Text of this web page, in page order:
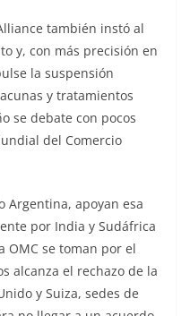
también instó al
y, con más precisión en
la suspensión
y tratamientos
se debate con pocos
del Comercio
Argentina, apoyan esa
por India y Sudáfrica
OMC se toman por el
alcanza el rechazo de la
y Suiza, sedes de